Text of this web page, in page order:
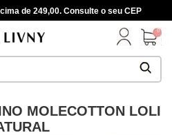
de 249,00. Consulte o seu CEP
0
MOLECOTTON LOLI